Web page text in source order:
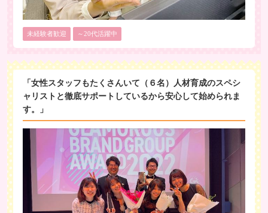
未経験者歓迎 ～20代活躍中
「女性スタッフもたくさんいて（６名）人材育成のスペシ
ャリストと徹底サポートしているから安心して始められま
す。」